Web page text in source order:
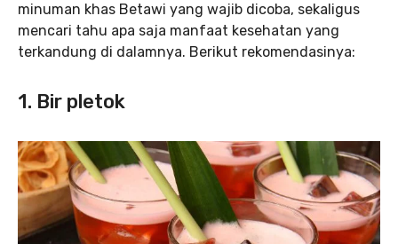
minuman khas Betawi yang wajib dicoba, sekaligus
mencari tahu apa saja manfaat kesehatan yang
terkandung di dalamnya. Berikut rekomendasinya:
1. Bir pletok